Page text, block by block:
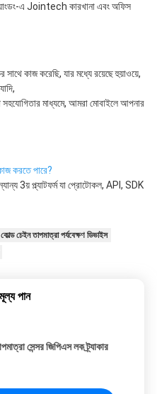
এ Jointech কারখানা এবং অফিস
কাজ করেছি, যার মধ্যে রয়েছে হুয়াওয়ে,
মাধ্যমে, আমরা মোবাইলে আপনার
করতে পারে?
3য় প্ল্যাটফর্ম যা প্রোটোকল, API, SDK
চেইন তাপমাত্রা পর্যবেক্ষণ ডিভাইস
পান
সেন্সর জিপিএস লক ট্র্যাকার